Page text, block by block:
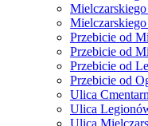
Mielczarskiego
Przebicie od
Przebicie od
Przebicie od
Przebicie od
Ulica
Ulica
Ulica